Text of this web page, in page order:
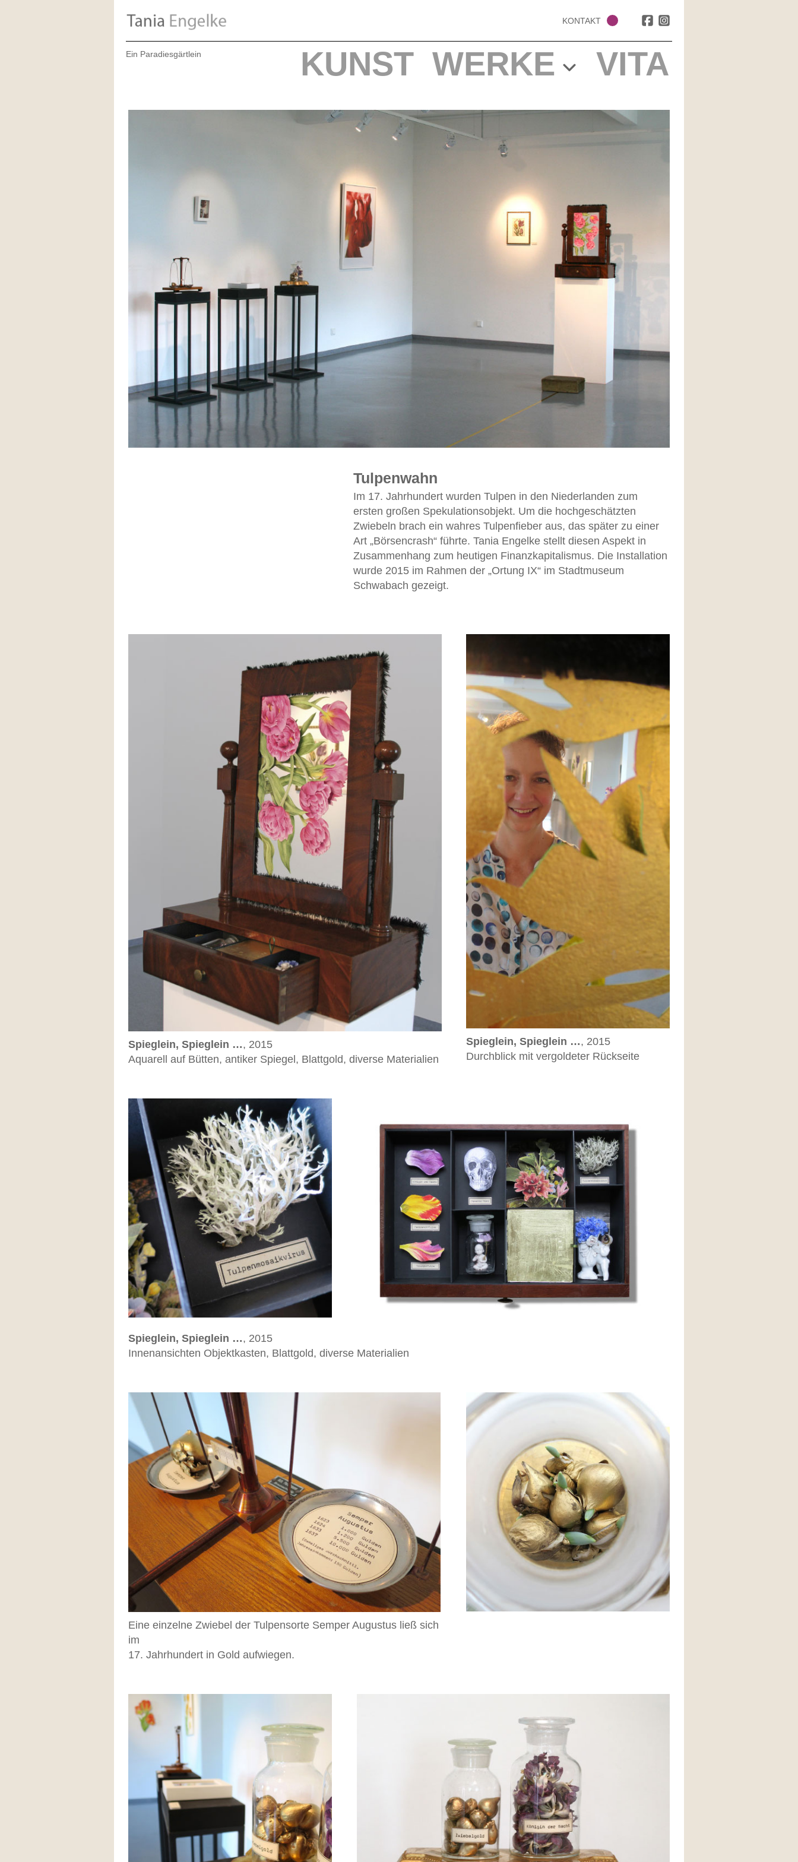
KONTAKT
Ein Paradiesgärtlein KUNST WERKE VITA
Tulpenwahn
Im 17. Jahrhundert wurden Tulpen in den Niederlanden zum
ersten großen Spekulationsobjekt. Um die hochgeschätzten
Zwiebeln brach ein wahres Tulpenfieber aus, das später zu einer
Art „Börsencrash“ führte. Tania Engelke stellt diesen Aspekt in
Zusammenhang zum heutigen Finanzkapitalismus. Die Installation
wurde 2015 im Rahmen der „Ortung IX“ im Stadtmuseum
Schwabach gezeigt.
Spieglein, Spieglein …, 2015
Aquarell auf Bütten, antiker Spiegel, Blattgold, diverse Materialien
Spieglein, Spieglein …, 2015
Durchblick mit vergoldeter Rückseite
Spieglein, Spieglein …, 2015
Innenansichten Objektkasten, Blattgold, diverse Materialien
Eine einzelne Zwiebel der Tulpensorte Semper Augustus ließ sich
im
17. Jahrhundert in Gold aufwiegen.